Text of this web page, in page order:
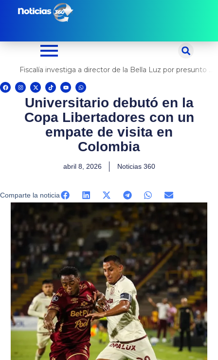
Fiscalía investiga a director de la Bella Luz por presunto abuso contra cantante Naldy Saldaña
F
a
c
I
n
s
X
-
t
w
t
e
T
i
k
t
o
Y
o
u
t
u
W
h
a
t
s
p
p
Universitario debutó en la
Copa Libertadores con un
empate de visita en
Colombia
abril 8, 2026 Noticias 360
Comparte la noticia